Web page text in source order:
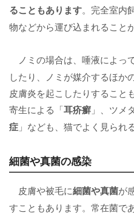
ることもあります。完全室内
物などから運び込まれること
ノミの場合は、唾液によっ
したり、ノミが媒介するほか
皮膚炎を起こしたりすること
寄生による「耳疥癬 」、ツメ
症 」なども、猫でよく見られ
細菌や真菌の感染
皮膚や被毛に細菌や真菌が
すこともあります。常在菌で